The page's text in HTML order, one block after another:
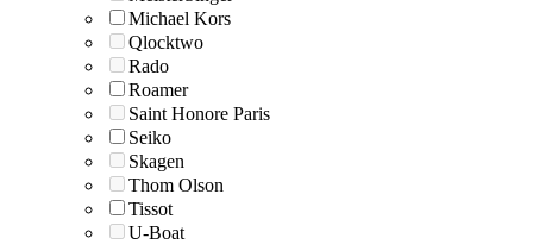
Michael Kors
Qlocktwo
Rado
Roamer
Saint Honore Paris
Seiko
Skagen
Thom Olson
Tissot
U-Boat